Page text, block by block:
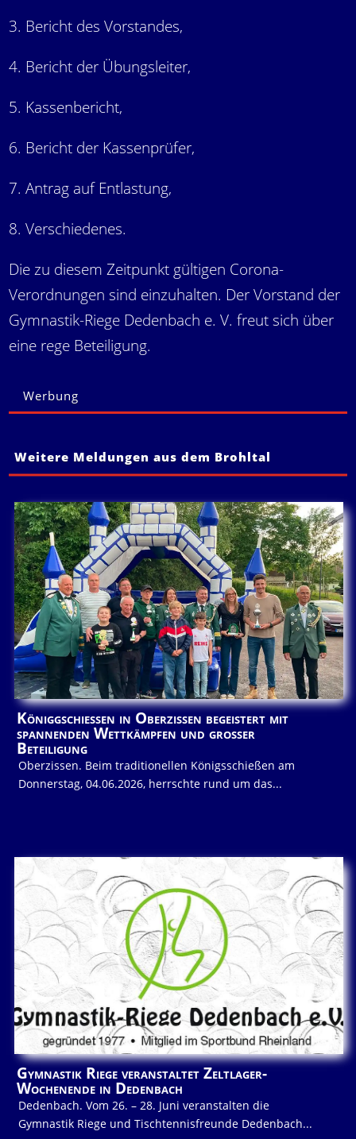
3. Bericht des Vorstandes,
4. Bericht der Übungsleiter,
5. Kassenbericht,
6. Bericht der Kassenprüfer,
7. Antrag auf Entlastung,
8. Verschiedenes.
Die zu diesem Zeitpunkt gültigen Corona-
Verordnungen sind einzuhalten. Der Vorstand der
Gymnastik-Riege Dedenbach e. V. freut sich über
eine rege Beteiligung.
Werbung
Weitere Meldungen aus dem Brohltal
Königgschießen in Oberzissen begeistert mit
spannenden Wettkämpfen und großer
Beteiligung
Oberzissen. Beim traditionellen Königsschießen am
Donnerstag, 04.06.2026, herrschte rund um das...
Gymnastik Riege veranstaltet Zeltlager-
Wochenende in Dedenbach
Dedenbach. Vom 26. – 28. Juni veranstalten die
Gymnastik Riege und Tischtennisfreunde Dedenbach...